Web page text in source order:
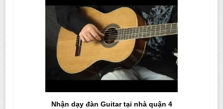
Nhận dạy đàn Guitar tại nhà quận 4